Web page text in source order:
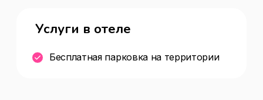
Услуги в отеле
Бесплатная парковка на территории